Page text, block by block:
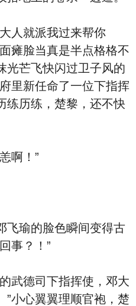
人就派我过来帮你
瘫脸当真是半点格格不
光芒飞快闪过卫子风的
里新任命了一位下指挥
练历练，楚黎，还不快
啊！”
飞瑜的脸色瞬间变得古
事？！”
武德司下指挥使，邓大
”小心翼翼理顺官袍，楚